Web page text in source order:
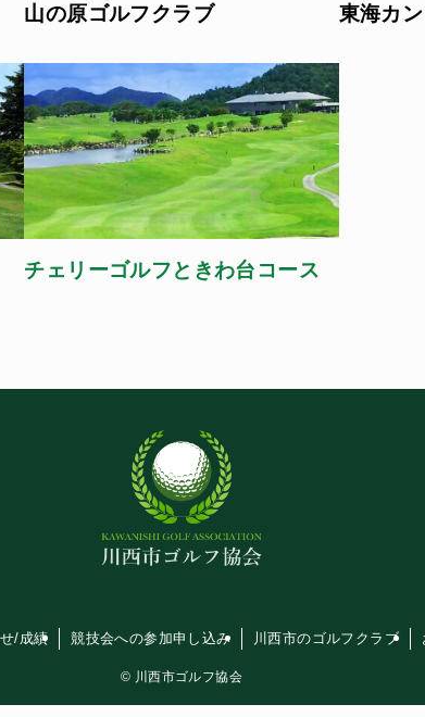
山の原ゴルフクラブ 東海カ
チェリーゴルフときわ台コース
/成績 競技会への参加申し込み 川西市のゴルフクラブ
© 川西市ゴルフ協会